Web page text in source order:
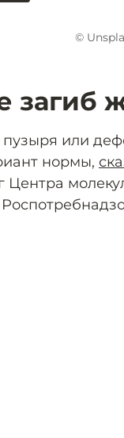
©
загиб
или
нормы,
Центра